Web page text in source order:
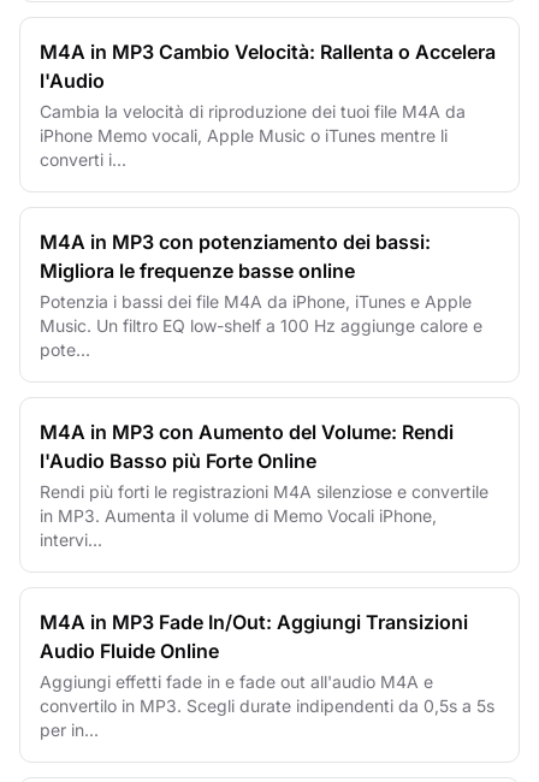
M4A in MP3 Cambio Velocità: Rallenta o Accelera
l'Audio
Cambia la velocità di riproduzione dei tuoi file M4A da
iPhone Memo vocali, Apple Music o iTunes mentre li
converti i...
M4A in MP3 con potenziamento dei bassi:
Migliora le frequenze basse online
Potenzia i bassi dei file M4A da iPhone, iTunes e Apple
Music. Un filtro EQ low-shelf a 100 Hz aggiunge calore e
pote...
M4A in MP3 con Aumento del Volume: Rendi
l'Audio Basso più Forte Online
Rendi più forti le registrazioni M4A silenziose e convertile
in MP3. Aumenta il volume di Memo Vocali iPhone,
intervi...
M4A in MP3 Fade In/Out: Aggiungi Transizioni
Audio Fluide Online
Aggiungi effetti fade in e fade out all'audio M4A e
convertilo in MP3. Scegli durate indipendenti da 0,5s a 5s
per in...